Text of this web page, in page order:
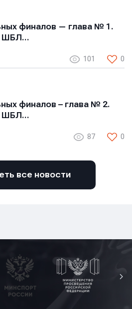
финалов — глава № 1.
ШБЛ…
101 0
финалов – глава № 2.
ШБЛ…
87 0
все новости